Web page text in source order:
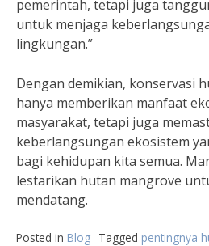
pemerintah, tetapi juga
untuk menjaga
lingkungan.”
Dengan demikian, konservasi
hanya memberikan manfaat
masyarakat, tetapi juga
keberlangsungan ekosistem
bagi kehidupan kita semua.
lestarikan hutan mangrove
mendatang.
Posted in Blog Tagged pentingnya